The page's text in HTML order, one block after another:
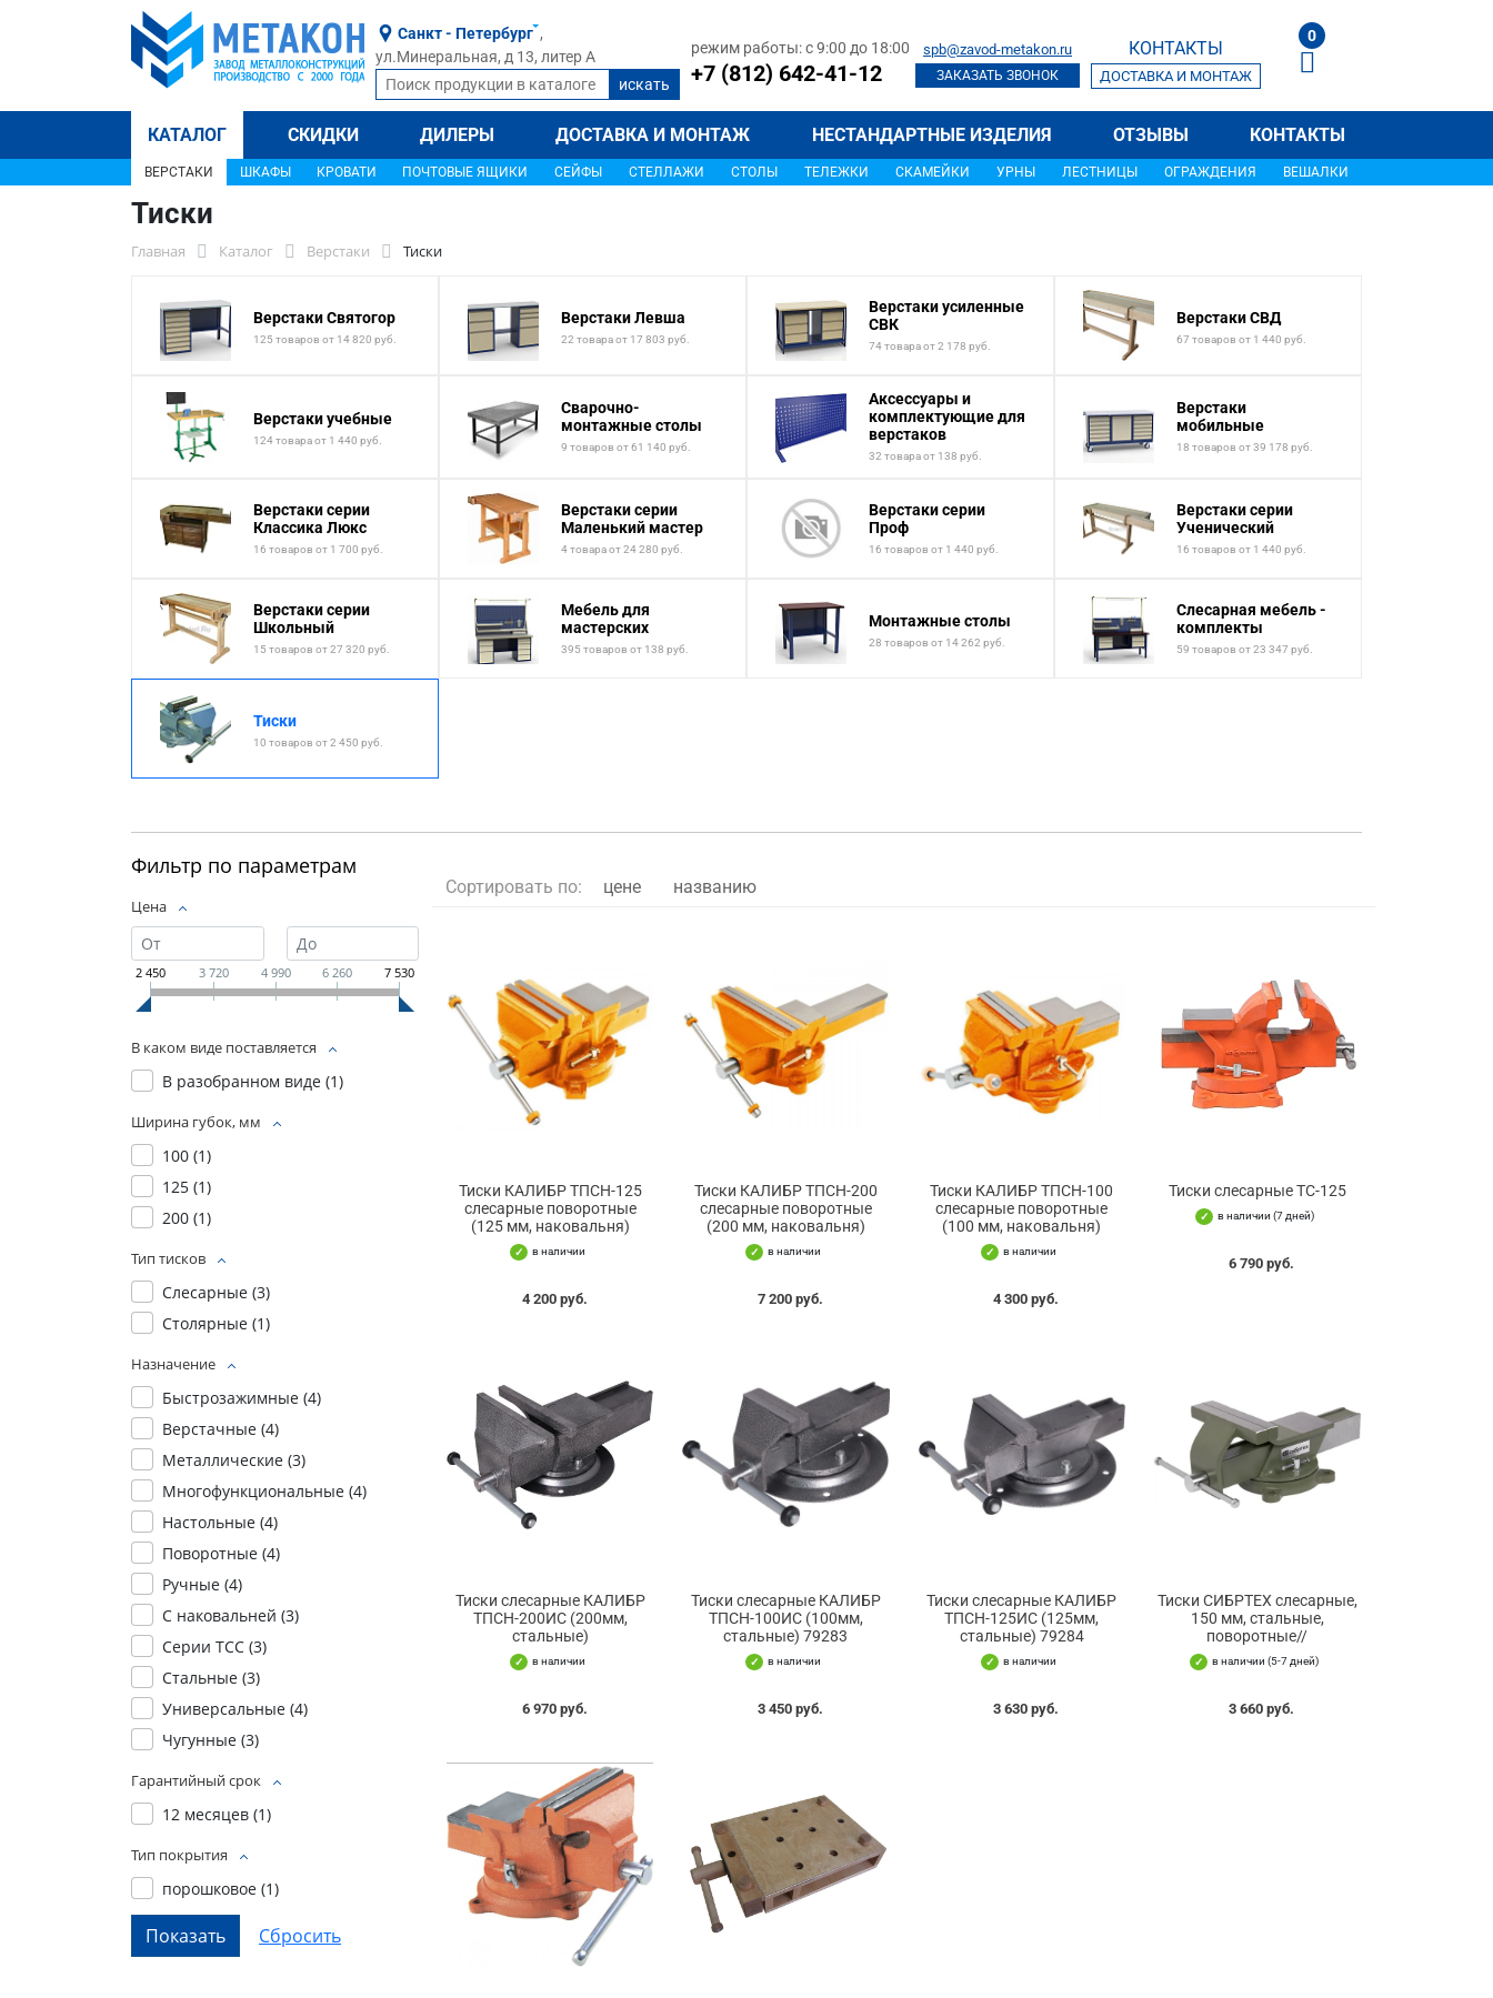
Санкт - Петербург ,
ул.Минеральная, д 13, литер А
режим работы: с 9:00 до 18:00
+7 (812) 642-41-12
spb@zavod-metakon.ru
ЗАКАЗАТЬ ЗВОНОК
КОНТАКТЫ
ДОСТАВКА И МОНТАЖ
0
КАТАЛОГ СКИДКИ ДИЛЕРЫ ДОСТАВКА И МОНТАЖ НЕСТАНДАРТНЫЕ ИЗДЕЛИЯ ОТЗЫВЫ КОНТАКТЫ
ВЕРСТАКИ ШКАФЫ КРОВАТИ ПОЧТОВЫЕ ЯЩИКИ СЕЙФЫ СТЕЛЛАЖИ СТОЛЫ ТЕЛЕЖКИ СКАМЕЙКИ УРНЫ ЛЕСТНИЦЫ ОГРАЖДЕНИЯ ВЕШАЛКИ
Тиски
Главная Каталог Верстаки Тиски
Верстаки Святогор
125 товаров от 14 820 руб.
Верстаки Левша
22 товара от 17 803 руб.
Верстаки усиленные
СВК
74 товара от 2 178 руб.
Верстаки СВД
67 товаров от 1 440 руб.
Верстаки учебные
124 товара от 1 440 руб.
Сварочно-
монтажные столы
9 товаров от 61 140 руб.
Аксессуары и
комплектующие для
верстаков
32 товара от 138 руб.
Верстаки
мобильные
18 товаров от 39 178 руб.
Верстаки серии
Классика Люкс
16 товаров от 1 700 руб.
Верстаки серии
Маленький мастер
4 товара от 24 280 руб.
Верстаки серии
Проф
16 товаров от 1 440 руб.
Верстаки серии
Ученический
16 товаров от 1 440 руб.
Верстаки серии
Школьный
15 товаров от 27 320 руб.
Мебель для
мастерских
395 товаров от 138 руб.
Монтажные столы
28 товаров от 14 262 руб.
Слесарная мебель -
комплекты
59 товаров от 23 347 руб.
Тиски
10 товаров от 2 450 руб.
Фильтр по параметрам
Цена
2 450 3 720 4 990 6 260 7 530
В каком виде поставляется
В разобранном виде (1)
Ширина губок, мм
100 (1)
125 (1)
200 (1)
Тип тисков
Слесарные (3)
Столярные (1)
Назначение
Быстрозажимные (4)
Верстачные (4)
Металлические (3)
Многофункциональные (4)
Настольные (4)
Поворотные (4)
Ручные (4)
С наковальней (3)
Серии ТСС (3)
Стальные (3)
Универсальные (4)
Чугунные (3)
Гарантийный срок
12 месяцев (1)
Тип покрытия
порошковое (1)
Сортировать по: цене названию
Тиски КАЛИБР ТПСН-125
слесарные поворотные
(125 мм, наковальня)
в наличии
4 200 руб.
Тиски КАЛИБР ТПСН-200
слесарные поворотные
(200 мм, наковальня)
в наличии
7 200 руб.
Тиски КАЛИБР ТПСН-100
слесарные поворотные
(100 мм, наковальня)
в наличии
4 300 руб.
Тиски слесарные TC-125
в наличии (7 дней)
6 790 руб.
Тиски слесарные КАЛИБР
ТПСН-200ИС (200мм,
стальные)
в наличии
6 970 руб.
Тиски слесарные КАЛИБР
ТПСН-100ИС (100мм,
стальные) 79283
в наличии
3 450 руб.
Тиски слесарные КАЛИБР
ТПСН-125ИС (125мм,
стальные) 79284
в наличии
3 630 руб.
Тиски СИБРТЕХ слесарные,
150 мм, стальные,
поворотные//
в наличии (5-7 дней)
3 660 руб.